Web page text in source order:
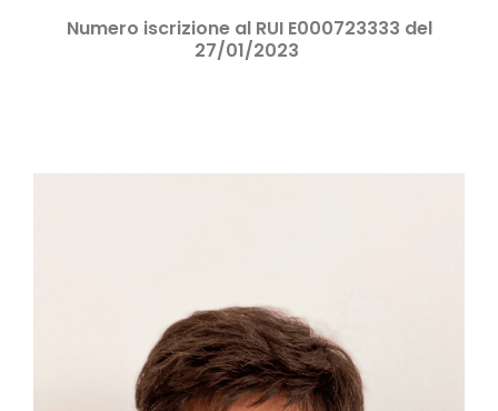
Numero iscrizione al RUI E000723333 del
27/01/2023